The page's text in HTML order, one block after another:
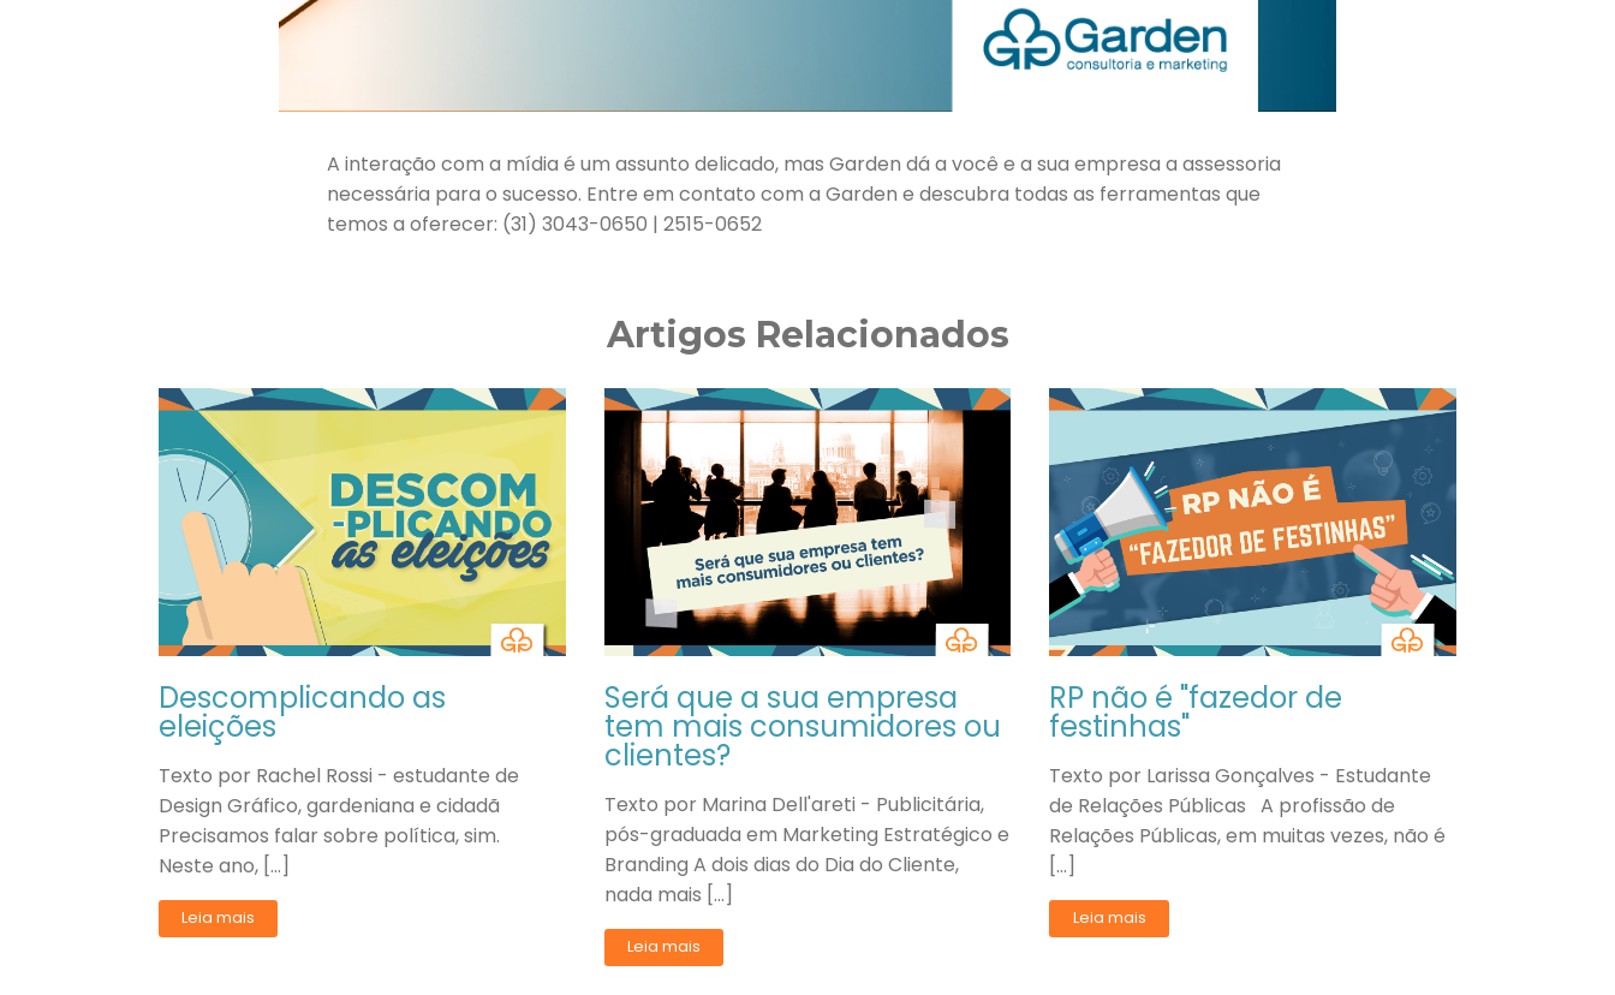
A interação com a mídia é um assunto delicado, mas Garden dá a você e a sua empresa a assessoria
necessária para o sucesso. Entre em contato com a Garden e descubra todas as ferramentas que
temos a oferecer: (31) 3043-0650 | 2515-0652
Artigos Relacionados
Descomplicando as
eleições
Texto por Rachel Rossi - estudante de
Design Gráfico, gardeniana e cidadã
Precisamos falar sobre política, sim.
Neste ano, […]
Leia mais
Será que a sua empresa
tem mais consumidores ou
clientes?
Texto por Marina Dell'areti - Publicitária,
pós-graduada em Marketing Estratégico e
Branding A dois dias do Dia do Cliente,
nada mais […]
Leia mais
RP não é "fazedor de
festinhas"
Texto por Larissa Gonçalves - Estudante
de Relações Públicas A profissão de
Relações Públicas, em muitas vezes, não é
[…]
Leia mais